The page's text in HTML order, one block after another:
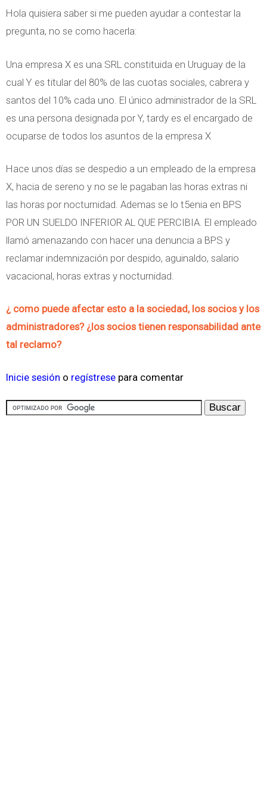
Hola quisiera saber si me pueden ayudar a contestar la
pregunta, no se como hacerla:
Una empresa X es una SRL constituida en Uruguay de la
cual Y es titular del 80% de las cuotas sociales, cabrera y
santos del 10% cada uno. El único administrador de la SRL
es una persona designada por Y, tardy es el encargado de
ocuparse de todos los asuntos de la empresa X
Hace unos días se despedio a un empleado de la empresa
X, hacia de sereno y no se le pagaban las horas extras ni
las horas por nocturnidad. Ademas se lo t5enia en BPS
POR UN SUELDO INFERIOR AL QUE PERCIBIA. El empleado
llamó amenazando con hacer una denuncia a BPS y
reclamar indemnización por despido, aguinaldo, salario
vacacional, horas extras y nocturnidad.
¿ como puede afectar esto a la sociedad, los socios y los
administradores? ¿los socios tienen responsabilidad ante
tal reclamo?
Inicie sesión o regístrese para comentar